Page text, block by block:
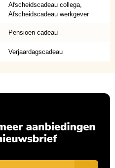
Afscheidscadeau collega,
Afscheidscadeau werkgever
Pensioen cadeau
Verjaardagscadeau